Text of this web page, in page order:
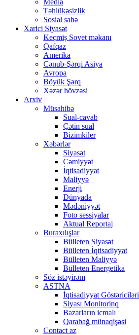
Media
Təhlükəsizlik
Sosial sahə
Xarici Siyasət
Keçmiş Sovet məkanı
Qafqaz
Amerika
Cənub-Şərqi Asiya
Avropa
Böyük Şərq
Xəzər hövzəsi
Arxiv
Müsahibə
Sual-cavab
Çətin sual
Bizimkiler
Xəbərlər
Siyasət
Cəmiyyət
İqtisadiyyat
Maliyyə
Enerji
Dünyada
Mədəniyyət
Foto sessiyalar
Aktual Reportaj
Buraxılışlar
Bülleten Siyasət
Bülleten İqtisadiyyat
Bülleten Maliyyə
Bülleten Energetika
Söz istəyirəm
ASTNA
İqtisadiyyat Göstəriciləri
Siyası Monitorinq
Bazarların icmalı
Qarabağ münaqişəsi
Contact az